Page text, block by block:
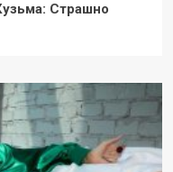
Страшно